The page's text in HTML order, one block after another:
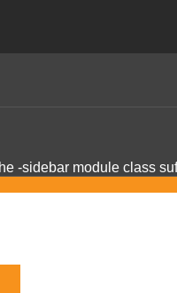
-sidebar module class